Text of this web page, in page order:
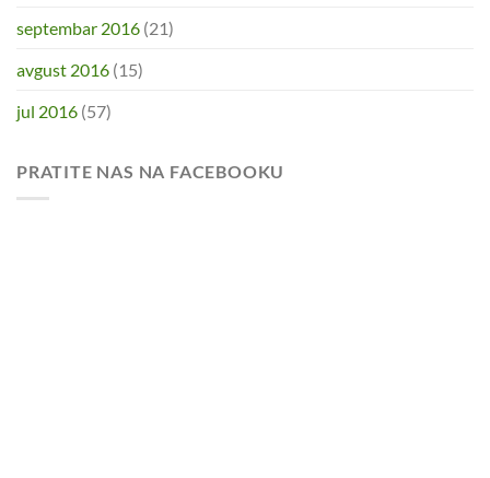
septembar 2016 (21)
avgust 2016 (15)
jul 2016 (57)
PRATITE NAS NA FACEBOOKU